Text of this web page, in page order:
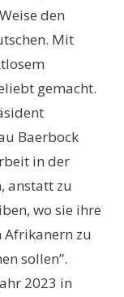
den
Mit
gemacht.
Baerbock
in der
anstatt zu
wo sie ihre
zu
sollen”.
2023 in